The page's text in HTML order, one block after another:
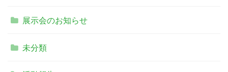
展示会のお知らせ
未分類